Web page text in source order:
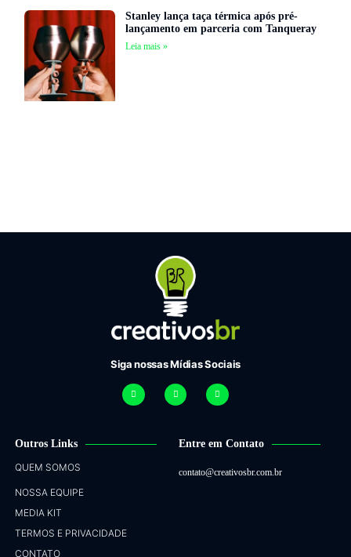
Stanley lança taça térmica após pré-
lançamento em parceria com Tanqueray
Leia mais »
Siga nossas Mídias Sociais
Outros Links
QUEM SOMOS
NOSSA EQUIPE
MEDIA KIT
TERMOS E PRIVACIDADE
CONTATO
Entre em Contato
contato@creativosbr.com.br